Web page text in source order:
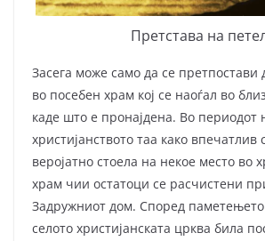
Претстава на
Засега може само да се претпостави
во посебен храм кој се наоѓал во
каде што е пронајдена. Во периодот
христијанството таа како впечатлив
веројатно стоела на некое место во
храм чии остатоци се расчистени
Задружниот дом. Според
селото христијанската црква била